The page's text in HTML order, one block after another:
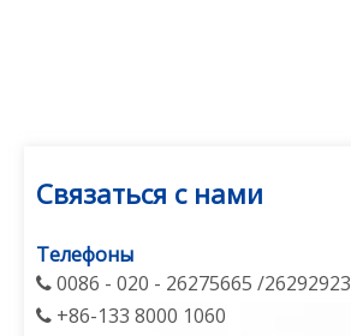
Связаться с нами
Телефоны
 0086 - 020 - 26275665 /26292923
 +86-133 8000 1060